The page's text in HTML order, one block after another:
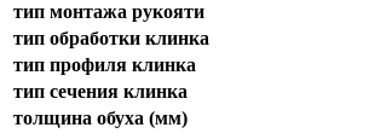
тип монтажа рукояти
тип обработки клинка
тип профиля клинка
тип сечения клинка
толщина обуха (мм)